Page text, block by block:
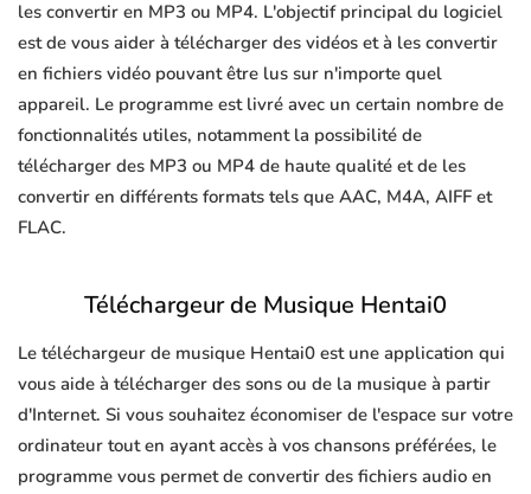
les convertir en MP3 ou MP4. L'objectif principal du logiciel
est de vous aider à télécharger des vidéos et à les convertir
en fichiers vidéo pouvant être lus sur n'importe quel
appareil. Le programme est livré avec un certain nombre de
fonctionnalités utiles, notamment la possibilité de
télécharger des MP3 ou MP4 de haute qualité et de les
convertir en différents formats tels que AAC, M4A, AIFF et
FLAC.
Téléchargeur de Musique Hentai0
Le téléchargeur de musique Hentai0 est une application qui
vous aide à télécharger des sons ou de la musique à partir
d'Internet. Si vous souhaitez économiser de l'espace sur votre
ordinateur tout en ayant accès à vos chansons préférées, le
programme vous permet de convertir des fichiers audio en